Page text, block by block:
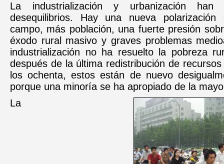
La industrialización y urbanización han
desequilibrios. Hay una nueva
campo, más población, una fuerte presión
éxodo rural masivo y graves problemas
industrialización no ha resuelto la pobreza
después de la última redistribución de
los ochenta, estos están de nuevo
porque una minoría se ha apropiado de la
La